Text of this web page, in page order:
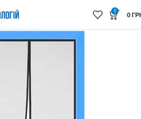
0
0